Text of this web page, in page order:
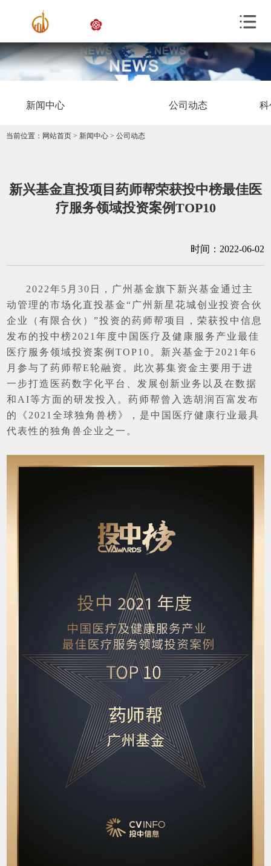
新闻中心 公司动态 科
当前位置： 网站首页 > 新闻中心 > 公司动态
新兴基金直投项目药师帮荣获投中榜最佳医
疗服务领域投资案例TOP10
时间：2022-06-02
2022年5月30日，广州基金旗下新兴基金通过主
动管理的市场化直投基金“广州新星花城创业投资合伙
企业（有限合伙）”投资的药师帮项目，荣获投中信息
发布的投中榜2021年度中国医疗及健康服务产业最佳
医疗服务领域投资案例TOP10。 新兴基金于2021年6
月参与了药师帮E轮融资。此次募集资金主要用于进
一步打造医药数字化平台、发展创新业务以及在数据
和AI等方面的研发投入。药师帮曾入选胡润百富发布
的《2021全球独角兽榜》，是中国医疗健康行业最具
代表性的独角兽企业之一。